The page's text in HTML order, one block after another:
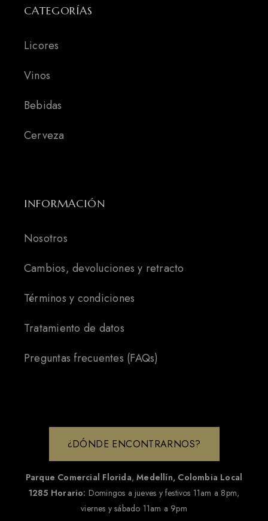
CATEGORÍAS
Licores
Vinos
Bebidas
Cerveza
INFORMACIÓN
Nosotros
Cambios, devoluciones y retracto
Términos y condiciones
Tratamiento de datos
Preguntas frecuentes (FAQs)
¿DÓNDE ENCONTRARNOS?
Parque Comercial Florida,Medellín, Colombia Local
1285 Horario: Domingos a jueves y festivos 11am a 8pm,
viernes y sábado 11am a 9pm